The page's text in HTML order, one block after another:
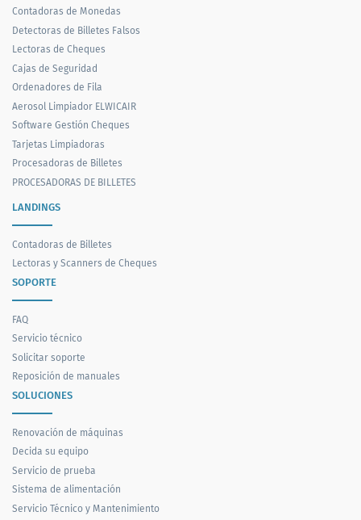
Contadoras de Monedas
Detectoras de Billetes Falsos
Lectoras de Cheques
Cajas de Seguridad
Ordenadores de Fila
Aerosol Limpiador ELWICAIR
Software Gestión Cheques
Tarjetas Limpiadoras
Procesadoras de Billetes
PROCESADORAS DE BILLETES
LANDINGS
Contadoras de Billetes
Lectoras y Scanners de Cheques
SOPORTE
FAQ
Servicio técnico
Solicitar soporte
Reposición de manuales
SOLUCIONES
Renovación de máquinas
Decida su equipo
Servicio de prueba
Sistema de alimentación
Servicio Técnico y Mantenimiento